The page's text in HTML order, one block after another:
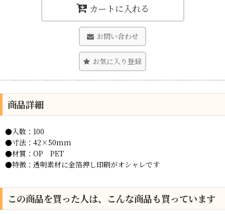
カートに入れる
お問い合わせ
お気に入り登録
商品詳細
●入数：100
●寸法：42×50mm
●材質：OP PET
●特徴：透明素材に金箔押し印刷がオシャレです
この商品を買った人は、こんな商品も買っています